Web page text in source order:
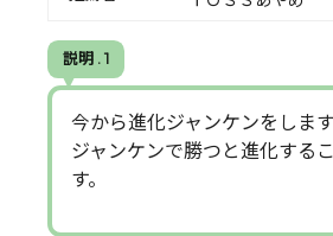
説明 . 1
今から進化ジャンケンをします
ジャンケンで勝つと進化する
す。